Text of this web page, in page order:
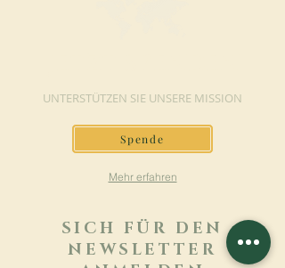
UNTERSTÜTZEN SIE UNSERE MISSION
Spende
Mehr erfahren
SICH FÜR DEN
NEWSLETTER